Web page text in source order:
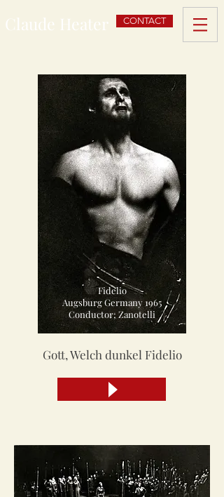
Claude Heater CONTACT
Fidelio
Augsburg Germany 1965
Conductor; Zanotelli
Gott, Welch dunkel Fidelio